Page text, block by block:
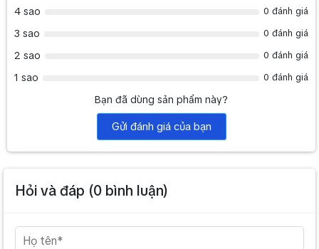
4 sao 0 đánh giá
3 sao 0 đánh giá
2 sao 0 đánh giá
1 sao 0 đánh giá
Bạn đã dùng sản phẩm này?
Gửi đánh giá của bạn
Hỏi và đáp (0 bình luận)